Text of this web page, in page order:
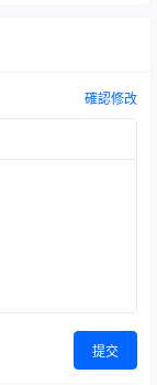
確認修改
提交